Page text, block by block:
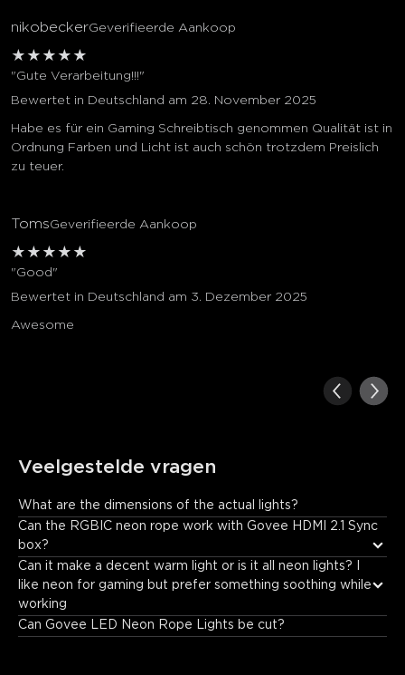
nikobeckerGeverifieerde Aankoop
★ ★ ★ ★ ★
"Gute Verarbeitung!!!"
Bewertet in Deutschland am 28. November 2025
Habe es für ein Gaming Schreibtisch genommen Qualität ist in
Ordnung Farben und Licht ist auch schön trotzdem Preislich
zu teuer.
TomsGeverifieerde Aankoop
★ ★ ★ ★ ★
"Good"
Bewertet in Deutschland am 3. Dezember 2025
Awesome
Veelgestelde vragen
What are the dimensions of the actual lights?
1.1 inches wide.
Can the RGBIC neon rope work with Govee HDMI 2.1 Sync
box?
Can it make a decent warm light or is it all neon lights? I
like neon for gaming but prefer something soothing while
working
Can Govee LED Neon Rope Lights be cut?